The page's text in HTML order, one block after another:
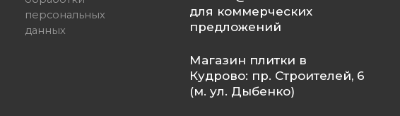
персональных
данных
для коммерческих
предложений
Магазин плитки в
Кудрово: пр. Строителей, 6
(м. ул. Дыбенко)